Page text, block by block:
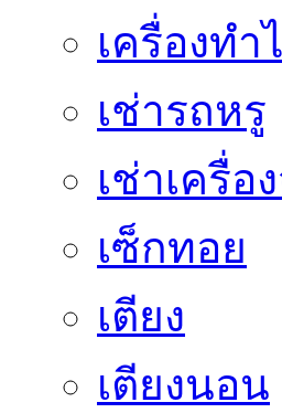
เครื่องทำ
เช่ารถหรู
เช่าเครื่อ
เซ็กทอย
เตียง
เตียงนอน